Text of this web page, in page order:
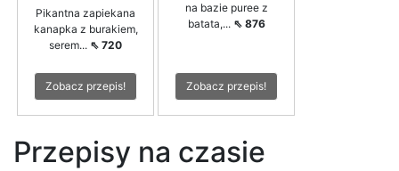
Pikantna zapiekana
kanapka z burakiem,
serem... ⇖ 720
Zobacz przepis!
na bazie puree z
batata,... ⇖ 876
Zobacz przepis!
Przepisy na czasie